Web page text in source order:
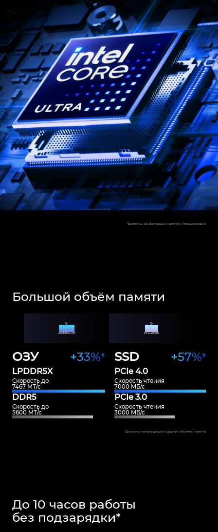
*Доступны конфигурации с другими процессорами
Большой объём памяти
До
2 ТБ*
PCle 4.0 SSD
До
32 ГБ*
LPDDR5X ОЗУ
ОЗУ
LPDDR5X
Скорость до
7467 МТ/с
+33% SSD
PCIe 4.0
Скорость чтения
7000 МБ/с
+57%
DDR5
Скорость до
5600 МТ/с
PCIe 3.0
Скорость чтения
3000 МБ/с
*Доступны конфигурации с другим объёмом памяти
До 10 часов работы
без подзарядки*